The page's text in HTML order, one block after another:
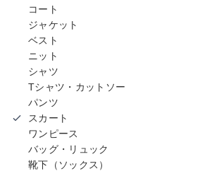
コート
ジャケット
ベスト
ニット
シャツ
Tシャツ・カットソー
パンツ
スカート
ワンピース
バッグ・リュック
靴下（ソックス）